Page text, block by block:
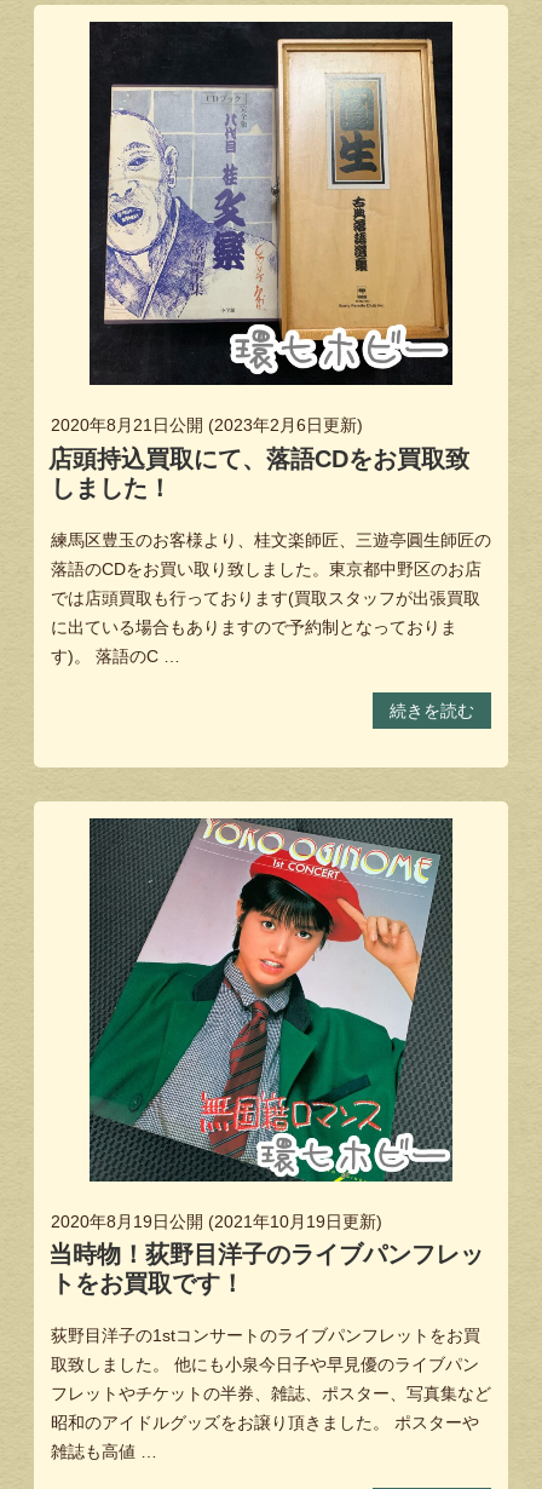
2020年8月21日公開 (2023年2月6日更新)
店頭持込買取にて、落語CDをお買取致
しました！
練馬区豊玉のお客様より、桂文楽師匠、三遊亭圓生師匠の
落語のCDをお買い取り致しました。東京都中野区のお店
では店頭買取も行っております(買取スタッフが出張買取
に出ている場合もありますので予約制となっておりま
す)。 落語のC …
続きを読む
2020年8月19日公開 (2021年10月19日更新)
当時物！荻野目洋子のライブパンフレッ
トをお買取です！
荻野目洋子の1stコンサートのライブパンフレットをお買
取致しました。 他にも小泉今日子や早見優のライブパン
フレットやチケットの半券、雑誌、ポスター、写真集など
昭和のアイドルグッズをお譲り頂きました。 ポスターや
雑誌も高値 …